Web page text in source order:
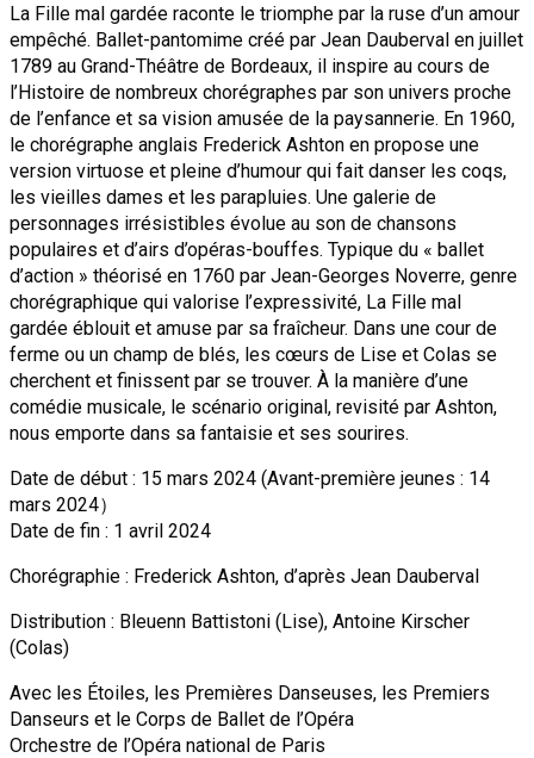
La Fille mal gardée raconte le triomphe par la ruse d’un amour
empêché. Ballet-pantomime créé par Jean Dauberval en juillet
1789 au Grand-Théâtre de Bordeaux, il inspire au cours de
l’Histoire de nombreux chorégraphes par son univers proche
de l’enfance et sa vision amusée de la paysannerie. En 1960,
le chorégraphe anglais Frederick Ashton en propose une
version virtuose et pleine d’humour qui fait danser les coqs,
les vieilles dames et les parapluies. Une galerie de
personnages irrésistibles évolue au son de chansons
populaires et d’airs d’opéras-bouffes. Typique du « ballet
d’action » théorisé en 1760 par Jean-Georges Noverre, genre
chorégraphique qui valorise l’expressivité, La Fille mal
gardée éblouit et amuse par sa fraîcheur. Dans une cour de
ferme ou un champ de blés, les cœurs de Lise et Colas se
cherchent et finissent par se trouver. À la manière d’une
comédie musicale, le scénario original, revisité par Ashton,
nous emporte dans sa fantaisie et ses sourires.
Date de début : 15 mars 2024 (Avant-première jeunes : 14
mars 2024）
Date de fin : 1 avril 2024
Chorégraphie : Frederick Ashton, d’après Jean Dauberval
Distribution : Bleuenn Battistoni (Lise), Antoine Kirscher
(Colas)
Avec les Étoiles, les Premières Danseuses, les Premiers
Danseurs et le Corps de Ballet de l’Opéra
Orchestre de l’Opéra national de Paris